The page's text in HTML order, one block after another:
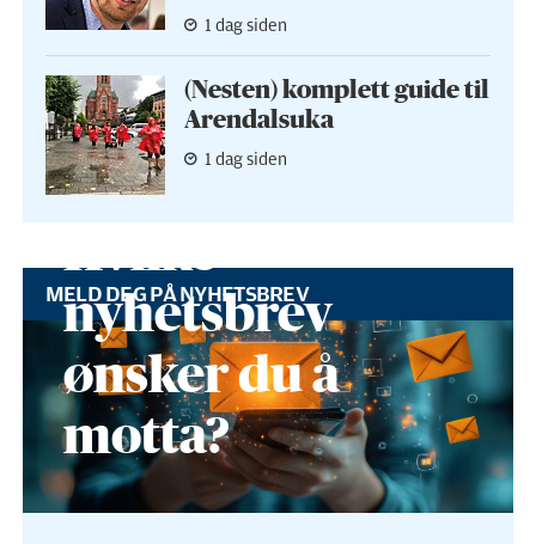
1 dag siden
(Nesten) komplett guide til
Arendalsuka
1 dag siden
MELD DEG PÅ NYHETSBREV
Hvilke
nyhetsbrev
ønsker du å
motta?